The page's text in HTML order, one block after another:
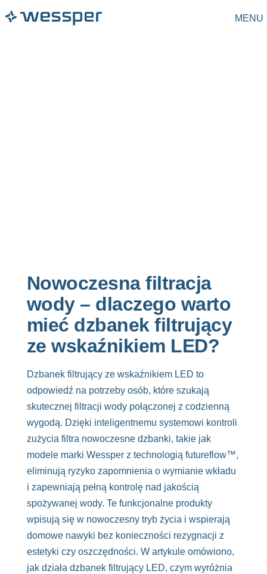
MENU
Nowoczesna filtracja
wody – dlaczego warto
mieć dzbanek filtrujący
ze wskaźnikiem LED?
Dzbanek filtrujący ze wskaźnikiem LED to
odpowiedź na potrzeby osób, które szukają
skutecznej filtracji wody połączonej z codzienną
wygodą. Dzięki inteligentnemu systemowi kontroli
zużycia filtra nowoczesne dzbanki, takie jak
modele marki Wessper z technologią futureflow™,
eliminują ryzyko zapomnienia o wymianie wkładu
i zapewniają pełną kontrolę nad jakością
spożywanej wody. Te funkcjonalne produkty
wpisują się w nowoczesny tryb życia i wspierają
domowe nawyki bez konieczności rezygnacji z
estetyki czy oszczędności. W artykule omówiono,
jak działa dzbanek filtrujący LED, czym wyróżnia